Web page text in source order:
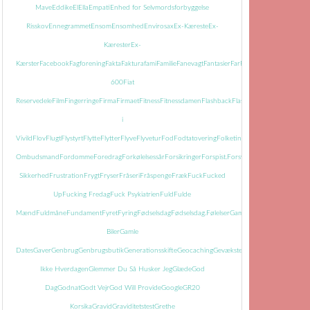
MaveEddikeEl Ella Empati Enhed for Selvmordsforbyggelse
RisskovEnnegrammetEnsomEnsomhed EnvirosaxEx-KæresteEx-
KæresterEx-
KærsterFacebookFagforeningFakta FakturafamiFamilieFanevagtFantasierFarFarmor
600Fiat
ReservedeleFilmFingerringeFirma FirmaetFitnessFitnessdamen FlashbackFlasker
i
Vivild FlovFlugtFlystyrtFlytteFlytterFlyveFlyveturFod FodtatoveringFolketingets
Ombudsmand FordommeForedragForkølelsessårForsikringerForspist.Forsvundet
Sikkerhed Frustration FrygtFryserFråseriFråspengeFrækFuckFucked
Up Fucking FredagFuck Psykiatrien Fuld Fulde
Mænd FuldmåneFundamentFyretFyringFødselsdagFødselsdag.FølelserGamle
BilerGamle
DatesGaverGenbrugGenbrugsbutikGenerationsskifteGeocachingGevækster
Ikke HverdagenGlemmer Du Så Husker JegGlædeGod
DagGodnatGodt VejrGod Will ProvideGoogleGR20
KorsikaGravid GraviditetstestGrethe